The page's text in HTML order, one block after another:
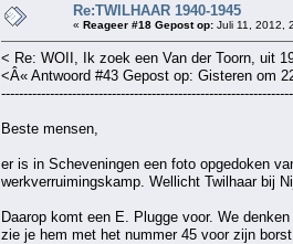
Re:TWILHAAR 1940-1945
« Reageer #18 Gepost op: Juli 11, 2012,
< Re: WOII, Ik zoek een Van der Toorn, uit
<Â« Antwoord #43 Gepost op: Gisteren om
Beste mensen,
er is in Scheveningen een foto opgedoken
werkverruimingskamp. Wellicht Twilhaar bij
Daarop komt een E. Plugge voor. We
zie je hem met het nummer 45 voor zijn